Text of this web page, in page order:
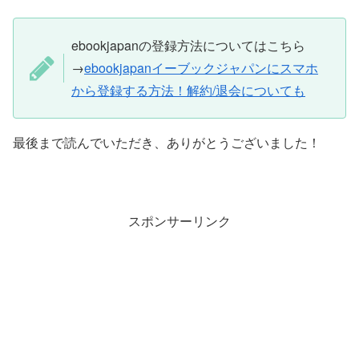
ebookjapanの登録方法についてはこちら
→ebookjapanイーブックジャパンにスマホ
から登録する方法！解約/退会についても
最後まで読んでいただき、ありがとうございました！
スポンサーリンク